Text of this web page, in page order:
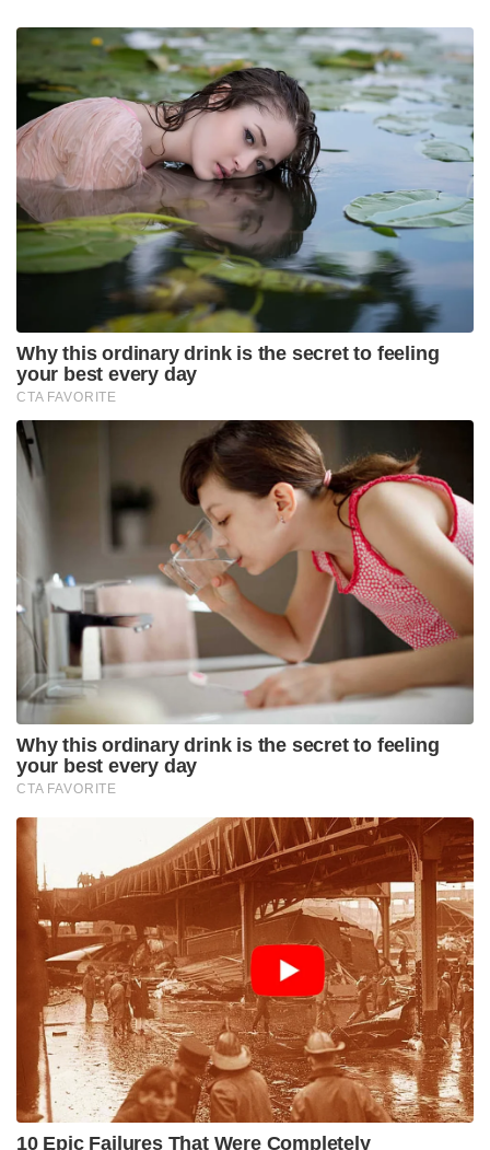
कराने में देरी के बारे में सवाल उठाए।
सोमवार को, ईसीआई द्वारा शेड्यूल जारी करने के बाद,
सत्तारूढ़ पार्टी के विधायक तनवीर सादिक ने “इस बारे में
महत्वपूर्ण सवाल उठाए कि क्यों जम्मू और कश्मीर को राज्यसभा
में प्रतिनिधित्व से इनकार किया जाता है और मीडिया से बात
करते हुए विधानसभा दो सीटों पर क्यों नहीं रखी जा रही है”।
पीडीपी भी जम्मू और कश्मीर में खाली विधानसभा सीटों के लिए
उप-चुनावों की घोषणा करने में ईसीआई द्वारा “निरंतर देरी” पर
“गहरी चिंता व्यक्त करता है”।
पीडीपी के मुख्य प्रवक्ता डॉ। मेहबोब बेग ने एक बयान में कहा,
“जम्मू और कश्मीर के लोग धैर्यपूर्वक अपने लोकतांत्रिक
अधिकारों की बहाली का इंतजार कर रहे हैं। जबकि चुनाव
आयोग ने हमारे उत्तर प्रदेश, केरल, और पंजाब के लिए
खामोशी के साथ-साथ चुनावी लोगों की घोषणा की है। आगे
उन्हें चुनावी प्रक्रिया से अलग कर दिया। “
कानूनी जनादेश
पीपुल्स एक्ट, 1951 के प्रतिनिधित्व की धारा 151 ए, चुनाव
आयोग को संसद और राज्य विधानसभाओं के घरों में
आकस्मिक रिक्तियों को भरने के लिए जनादेश की तारीख से
छह महीने के भीतर छह महीने के भीतर, बशर्ते कि सदस्य का
शेष कार्यकाल एक वर्ष या उससे अधिक हो।
चुनावों को सितंबर या अक्टूबर के लिए निर्धारित किया जा
सकता है, जैसा कि पिछले साल मामला था, या नवंबर के बाद
केंद्र क्षेत्र के कुछ हिस्सों को प्रभावित करने वाले गंभीर
सर्दियों के कारण आगे देरी हुई। असेंबली के लिए बायपोल के
पूरा होने के बाद राज्यसभा के चुनाव केवल अपेक्षित हैं।
Tags: चुनाव जम्मू-कश्मीर निर्वाचन आयोग पाहलगाम अटैक
राज्यसभा सुरक्षा